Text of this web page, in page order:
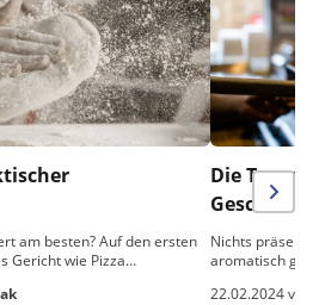
am besten? Auf den ersten
Gericht wie Pizza…
Die
Nichts
aromatisch
22.02.2024 von